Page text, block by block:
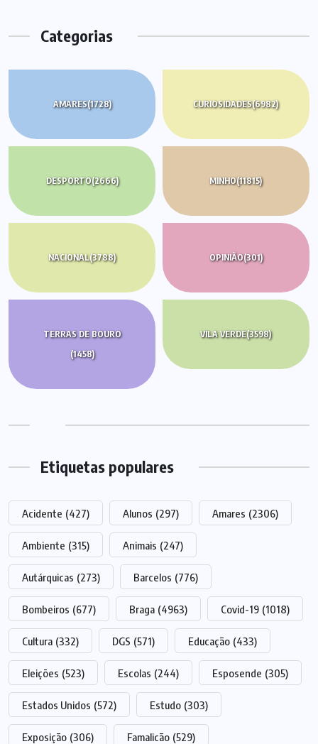
Categorias
AMARES(1728) CURIOSIDADES(6982)
DESPORTO(2666) MINHO(11815)
NACIONAL(3788) OPINIÃO(301)
TERRAS DE BOURO
(1458)
VILA VERDE(3598)
Etiquetas populares
Acidente (427) Alunos (297) Amares (2306)
Ambiente (315) Animais (247)
Autárquicas (273) Barcelos (776)
Bombeiros (677) Braga (4963) Covid-19 (1018)
Cultura (332) DGS (571) Educação (433)
Eleições (523) Escolas (244) Esposende (305)
Estados Unidos (572) Estudo (303)
Exposição (306) Famalicão (529)